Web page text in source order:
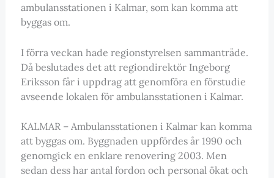
ambulansstationen i Kalmar, som kan komma att
byggas om.
I förra veckan hade regionstyrelsen sammanträde.
Då beslutades det att regiondirektör Ingeborg
Eriksson får i uppdrag att genomföra en förstudie
avseende lokalen för ambulansstationen i Kalmar.
KALMAR – Ambulansstationen i Kalmar kan komma
att byggas om. Byggnaden uppfördes år 1990 och
genomgick en enklare renovering 2003. Men
sedan dess har antal fordon och personal ökat och